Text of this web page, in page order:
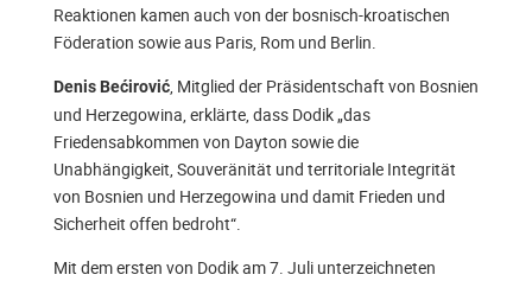
Reaktionen kamen auch von der bosnisch-kroatischen
Föderation sowie aus Paris, Rom und Berlin.
Denis Bećirović, Mitglied der Präsidentschaft von Bosnien
und Herzegowina, erklärte, dass Dodik „das
Friedensabkommen von Dayton sowie die
Unabhängigkeit, Souveränität und territoriale Integrität
von Bosnien und Herzegowina und damit Frieden und
Sicherheit offen bedroht“.
Mit dem ersten von Dodik am 7. Juli unterzeichneten